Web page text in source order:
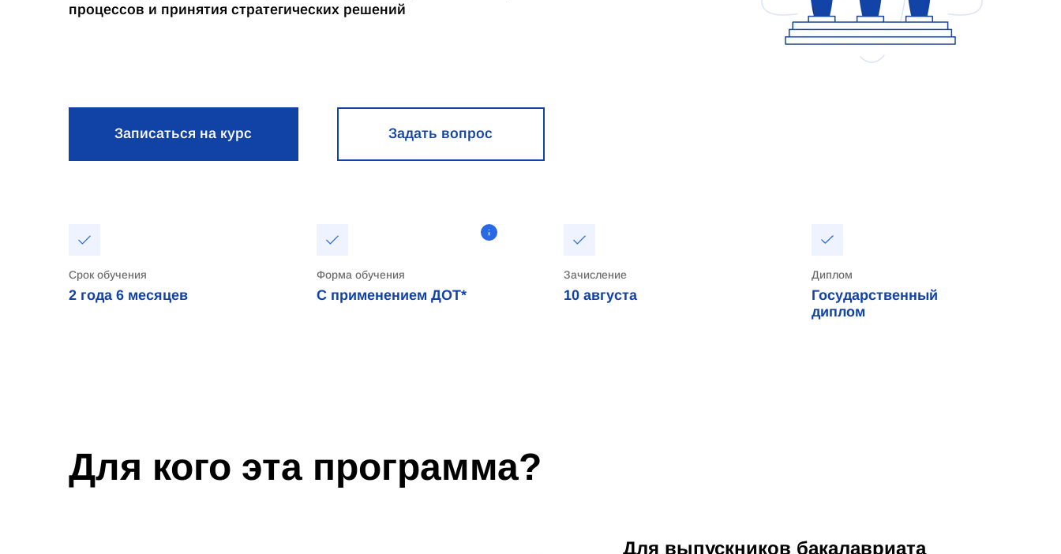
процессов и принятия стратегических решений
Записаться на курс Задать вопрос
Срок обучения
2 года 6 месяцев
Форма обучения
С применением ДОТ*
Зачисление
10 августа
Диплом
Государственный
диплом
Для кого эта программа?
Для выпускников бакалавриата